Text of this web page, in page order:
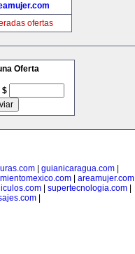
ofertas
Oferta
$
| guianicaragua.com|
areamujer.com
| supertecnologia.com|
|